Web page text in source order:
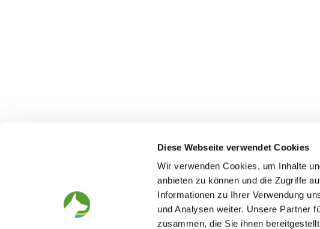
Diese Webseite verwendet Cookies
Wir verwenden Cookies, um Inhalte
anbieten zu können und die Zugriffe
Informationen zu Ihrer Verwendung
und Analysen weiter. Unsere Partner
zusammen, die Sie ihnen
The German Shepherd
Everything about the breed
Breeding and upbringing
The Club
Structur
SV magazine